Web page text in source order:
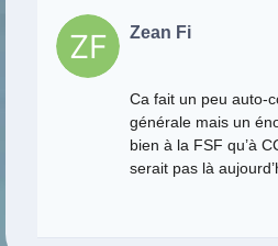
Zean Fi
Ca fait un peu auto-
générale mais un
bien à la FSF qu’à
serait pas là